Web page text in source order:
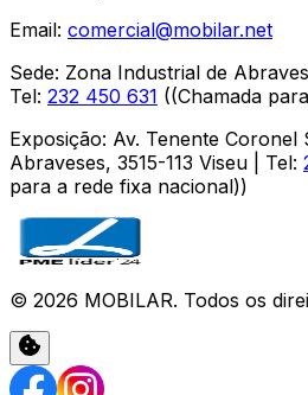
Email: comercial@mobilar.net
Sede: Zona Industrial de
Tel: 232 450 631 ((Chamada
Exposição: Av. Tenente Coronel
Abraveses, 3515-113 Viseu | Tel:
para a rede fixa nacional))
© 2026 MOBILAR. Todos os